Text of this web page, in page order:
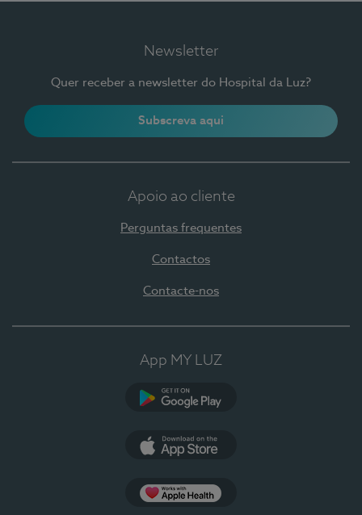
Newsletter
Quer receber a newsletter do Hospital da Luz?
Subscreva aqui
Apoio ao cliente
Perguntas frequentes
Contactos
Contacte-nos
App MY LUZ